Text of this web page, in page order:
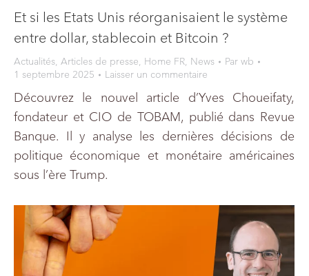
Et si les Etats Unis réorganisaient le système
entre dollar, stablecoin et Bitcoin ?
Actualités, Articles de presse, Home FR, News Par wb
1 septembre 2025
Laisser un commentaire
Découvrez le nouvel article d’Yves Choueifaty,
fondateur et CIO de TOBAM, publié dans Revue
Banque. Il y analyse les dernières décisions de
politique économique et monétaire américaines
sous l’ère Trump.